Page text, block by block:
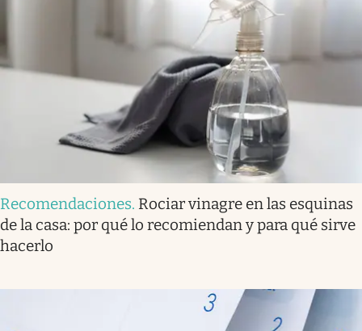
Recomendaciones. Rociar vinagre en las esquinas
de la casa: por qué lo recomiendan y para qué sirve
hacerlo